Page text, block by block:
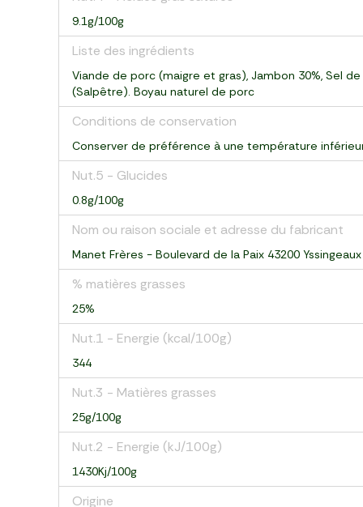
9.1g/100g
Liste des ingrédients
Viande de porc (maigre et gras), Jambon 30%, Sel
(Salpêtre). Boyau naturel de porc
Conditions de conservation
Conserver de préférence à une température
Nut.5 - Glucides
0.8g/100g
Nom ou raison sociale et adresse du fabricant
Manet Frères - Boulevard de la Paix 43200 Yssingeaux
% matières grasses
25%
Nut.1 - Energie (kcal/100g)
344
Nut.3 - Matières grasses
25g/100g
Nut.2 - Energie (kJ/100g)
1430Kj/100g
Origine